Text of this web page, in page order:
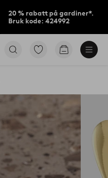
20 % rabatt på gardiner*.
Bruk kode: 424992
Gå
Gå